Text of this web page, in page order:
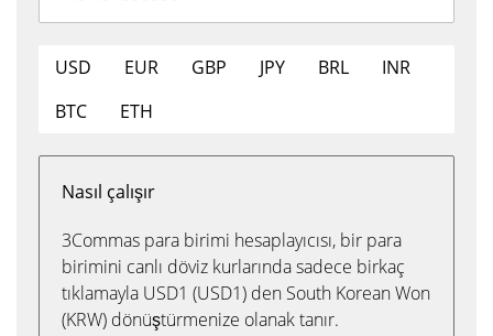
USD EUR GBP JPY BRL
INR
BTC
ETH
Nasıl çalışır
3Commas para birimi hesaplayıcısı, bir para
birimini canlı döviz kurlarında sadece birkaç
tıklamayla USD1 (USD1) den South Korean Won
(KRW) dönüştürmenize olanak tanır.